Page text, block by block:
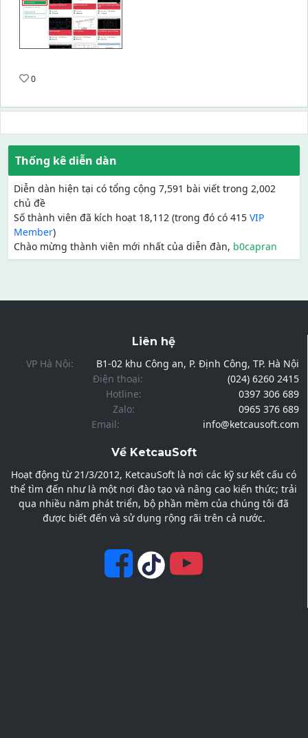
0
Thống kê diễn dàn
Diễn dàn hiện tại có tổng cộng 7,591 bài viết trong 2,002
chủ đề
Số thành viên đã kích hoạt 18,112 (trong đó có 415 VIP
Member)
Chào mừng thành viên mới nhất của diễn đàn, b0capran
Liên hệ
VP Hà Nội:
B1-02 khu Công an, P. Định Công, TP. Hà Nội
Điện thoại:
(024) 6260 2415
Hotline:
0397 306 689
Zalo:
0965 376 689
Email:
info@ketcausoft.com
Về KetcauSoft
Hoạt động từ 21/3/2012, KetcauSoft là nơi các kỹ sư kết cấu có
thể tìm đến như là một nơi đào tạo và nâng cao kiến thức; trải
qua nhiều năm phát triển, bộ phần mềm của chúng tôi đã
được biết đến và sử dụng rộng rãi trên cả nước.